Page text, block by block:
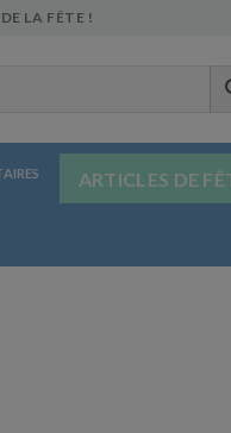
LA FÊTE !
ARTICLES DE